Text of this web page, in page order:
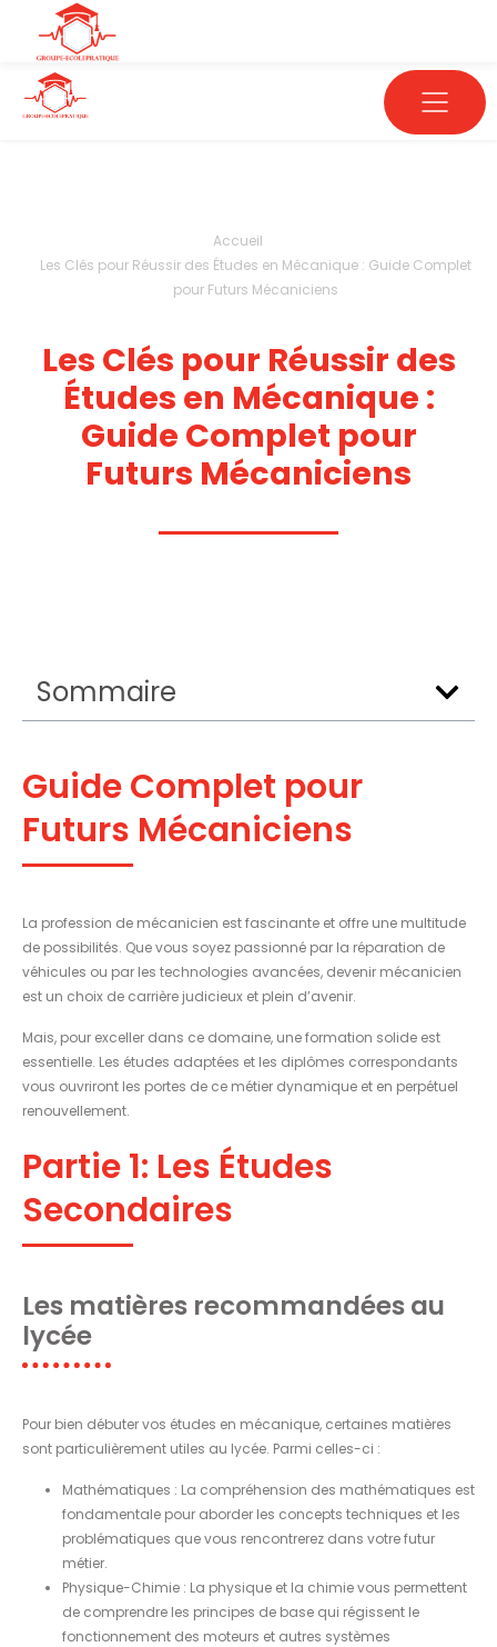
Accueil
Les Clés pour Réussir des Études en Mécanique : Guide Complet
pour Futurs Mécaniciens
Les Clés pour Réussir des
Études en Mécanique :
Guide Complet pour
Futurs Mécaniciens
Sommaire
Guide Complet pour
Futurs Mécaniciens
La profession de mécanicien est fascinante et offre une multitude
de possibilités. Que vous soyez passionné par la réparation de
véhicules ou par les technologies avancées, devenir mécanicien
est un choix de carrière judicieux et plein d’avenir.
Mais, pour exceller dans ce domaine, une formation solide est
essentielle. Les études adaptées et les diplômes correspondants
vous ouvriront les portes de ce métier dynamique et en perpétuel
renouvellement.
Partie 1: Les Études
Secondaires
Les matières recommandées au
lycée
Pour bien débuter vos études en mécanique, certaines matières
sont particulièrement utiles au lycée. Parmi celles-ci :
Mathématiques : La compréhension des mathématiques est
fondamentale pour aborder les concepts techniques et les
problématiques que vous rencontrerez dans votre futur
métier.
Physique-Chimie : La physique et la chimie vous permettent
de comprendre les principes de base qui régissent le
fonctionnement des moteurs et autres systèmes